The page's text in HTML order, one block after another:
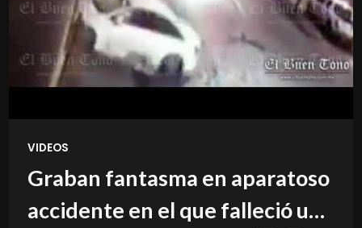
VIDEOS
Graban fantasma en aparatoso
accidente en el que falleció un